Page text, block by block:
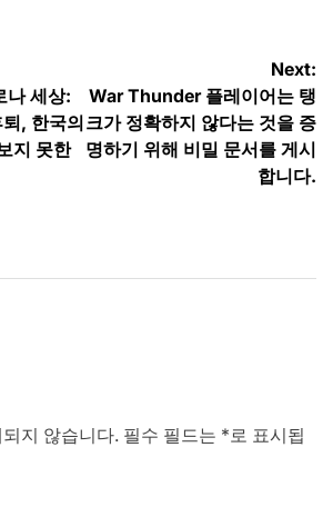
나 세상:
, 한국의
지 못한
Next:
War Thunder 플레이어는 탱
크가 정확하지 않다는 것을 증
명하기 위해 비밀 문서를 게시
합니다.
지 않습니다. 필수 필드는 * 로 표시됩